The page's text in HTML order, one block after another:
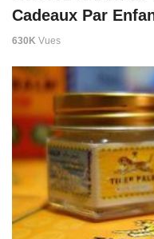
Cadeaux Par
630K Vues